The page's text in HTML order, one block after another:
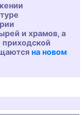
и храмов, а
приходской
на новом